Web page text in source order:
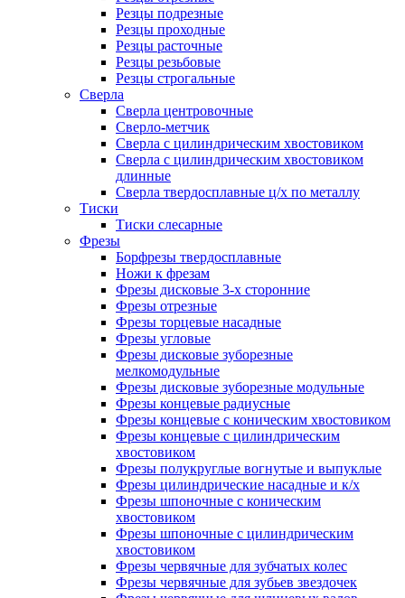
Резцы подрезные
Резцы проходные
Резцы расточные
Резцы резьбовые
Резцы строгальные
Сверла
Сверла центровочные
Сверло-метчик
Сверла с цилиндрическим хвостовиком
Сверла с цилиндрическим хвостовиком
длинные
Сверла твердосплавные ц/х по металлу
Тиски
Тиски слесарные
Фрезы
Борфрезы твердосплавные
Ножи к фрезам
Фрезы дисковые 3-х сторонние
Фрезы отрезные
Фрезы торцевые насадные
Фрезы угловые
Фрезы дисковые зуборезные
мелкомодульные
Фрезы дисковые зуборезные модульные
Фрезы концевые радиусные
Фрезы концевые с коническим хвостовиком
Фрезы концевые с цилиндрическим
хвостовиком
Фрезы полукруглые вогнутые и выпуклые
Фрезы цилиндрические насадные и к/х
Фрезы шпоночные с коническим
хвостовиком
Фрезы шпоночные с цилиндрическим
хвостовиком
Фрезы червячные для зубчатых колес
Фрезы червячные для зубьев звездочек